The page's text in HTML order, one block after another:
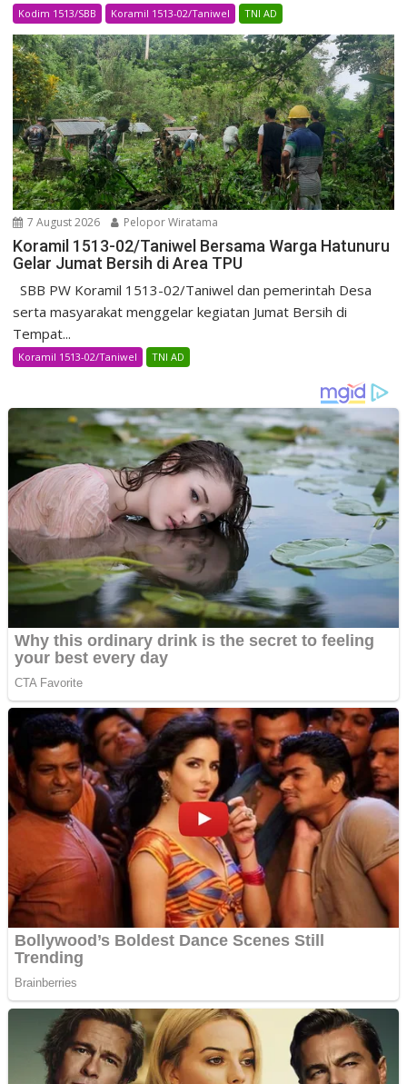
Kodim 1513/SBB Koramil 1513-02/Taniwel TNI AD
7 August 2026 Pelopor Wiratama
Koramil 1513-02/Taniwel Bersama Warga Hatunuru
Gelar Jumat Bersih di Area TPU
SBB PW Koramil 1513-02/Taniwel dan pemerintah Desa
serta masyarakat menggelar kegiatan Jumat Bersih di
Tempat...
Koramil 1513-02/Taniwel TNI AD